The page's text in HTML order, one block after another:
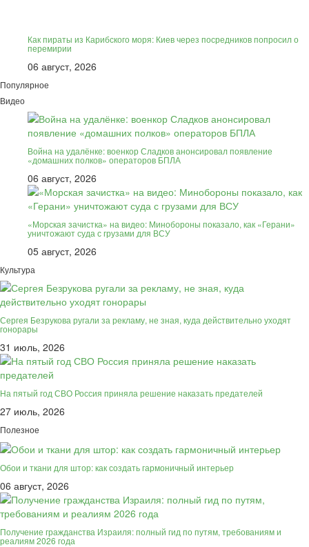
Как пираты из Карибского моря: Киев через посредников попросил о
перемирии
06 август, 2026
Популярное
Видео
Война на удалёнке: военкор Сладков анонсировал появление
«домашних полков» операторов БПЛА
06 август, 2026
«Морская зачистка» на видео: Минобороны показало, как «Герани»
уничтожают суда с грузами для ВСУ
05 август, 2026
Культура
Сергея Безрукова ругали за рекламу, не зная, куда действительно уходят
гонорары
31 июль, 2026
На пятый год СВО Россия приняла решение наказать предателей
27 июль, 2026
Полезное
Обои и ткани для штор: как создать гармоничный интерьер
06 август, 2026
Получение гражданства Израиля: полный гид по путям, требованиям и
реалиям 2026 года